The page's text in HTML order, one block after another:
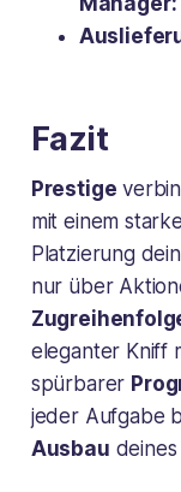
Fazit
Prestige
mit einem
Platzierung
nur über
eleganter Kniff
spürbarer
jeder Aufgabe
Ausbau